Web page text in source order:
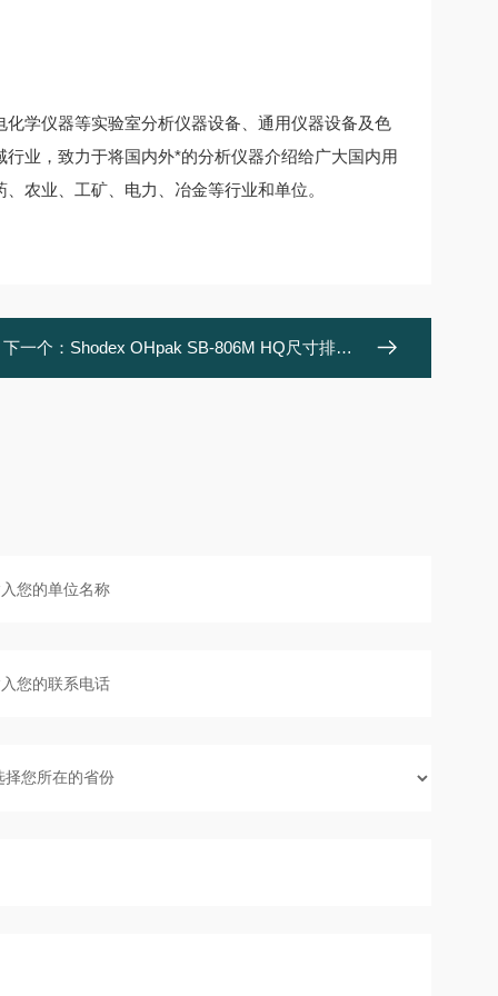
学仪器等实验室分析仪器设备、通用仪器设备及色
业，致力于将国内外*的分析仪器介绍给广大国内用
农业、工矿、电力、冶金等行业和单位。
下一个： Shodex OHpak SB-806M HQ尺寸排阻色谱柱